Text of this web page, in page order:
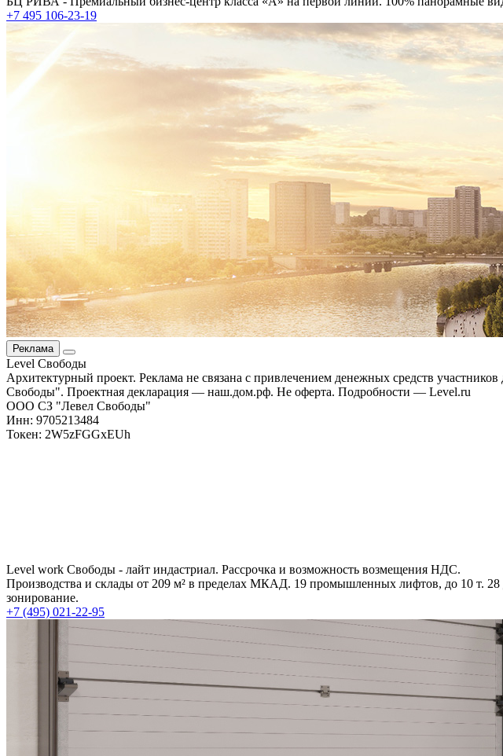
+7 495 106-23-19
Реклама
Level Свободы
Архитектурный проект. Реклама не связана с привлечением денежных средств
Свободы". Проектная декларация — наш.дом.рф. Не оферта. Подробности — Level.ru
ООО СЗ "Левел Свободы"
Инн: 9705213484
Токен: 2W5zFGGxEUh
Level work Свободы - лайт индастриал. Рассрочка и возможность возмещения НДС.
Производства и склады от 209 м² в пределах МКАД. 19 промышленных лифтов, до 10 т.
зонирование.
+7 (495) 021-22-95